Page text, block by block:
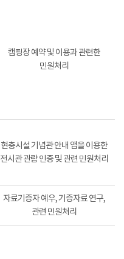
캠핑장 예약 및 이용과 관련한
민원처리
현충시설 기념관 안내 앱을 이용한
전시관 관람 인증 및 관련 민원처리
자료기증자 예우, 기증자료 연구,
관련 민원처리